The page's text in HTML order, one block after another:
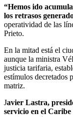
“Hemos ido
los retrasos
operatividad de las
Prieto.
En la mitad está el
aunque la ministra
justicia tarifaria,
estímulos decretados
matriz.
Javier Lastra,
servicio en el